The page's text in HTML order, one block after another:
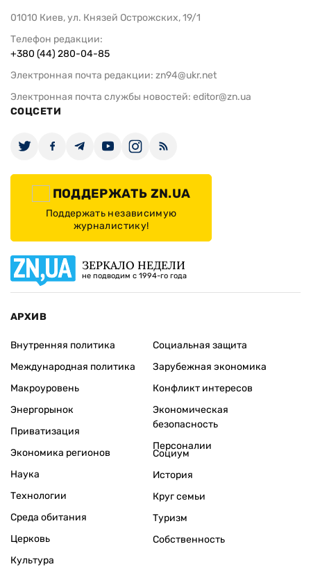
01010 Киев, ул. Князей Острожских, 19/1
Телефон редакции:
+380 (44) 280-04-85
Электронная почта редакции: zn94@ukr.net
Электронная почта службы новостей: editor@zn.ua
СОЦСЕТИ
ПОДДЕРЖАТЬ ZN.UA
Поддержать независимую
журналистику!
ЗЕРКАЛО НЕДЕЛИ
не подводим с 1994-го года
АРХИВ
Внутренняя политика
Международная политика
Макроуровень
Энергорынок
Приватизация
Экономика регионов
Социальная защита
Зарубежная экономика
Конфликт интересов
Экономическая
безопасность
Персоналии
Наука
Технологии
Среда обитания
Церковь
Культура
Социум
История
Круг семьи
Туризм
Собственность